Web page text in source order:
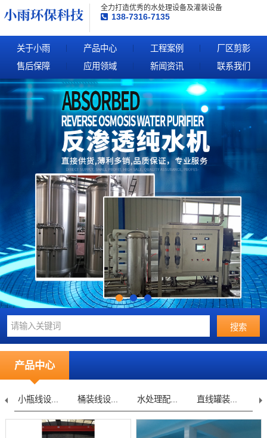
全力打造优秀的水处理设备及灌装设备
138-7316-7135
关于小雨 产品中心 工程案例
厂区剪影
售后保障
应用领域 新闻资讯 联系我们
产品中心
小瓶线设... 桶装线设... 水处理配... 直线罐装...